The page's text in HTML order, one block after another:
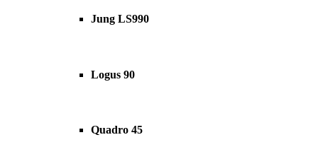
Jung LS990
Logus 90
Quadro 45